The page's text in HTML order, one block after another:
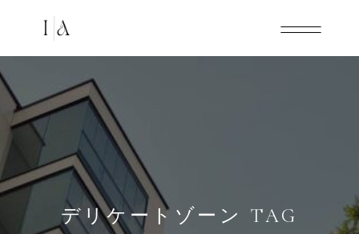
デリケートゾーン TAG